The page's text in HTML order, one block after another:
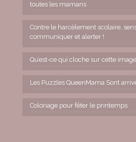
toutes les mamans
Contre le harcèlement scolaire,
communiquer et alerter !
Qu’est-ce qui cloche sur cette
Les Puzzles QueenMama Sont
Coloriage pour fêter le printemps